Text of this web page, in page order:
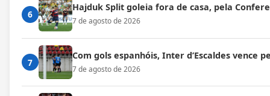
6
Hajduk Split goleia fora de casa, pela
7 de agosto de 2026
7
Com gols espanhóis, Inter d’Escaldes vence
7 de agosto de 2026